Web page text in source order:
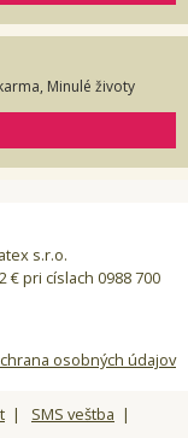
Minulé životy
s.r.o.
€ pri císlach 0988 700
osobných údajov
| SMS veštba |